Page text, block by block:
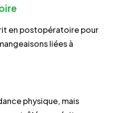
en postopératoire pour
liées à
physique, mais